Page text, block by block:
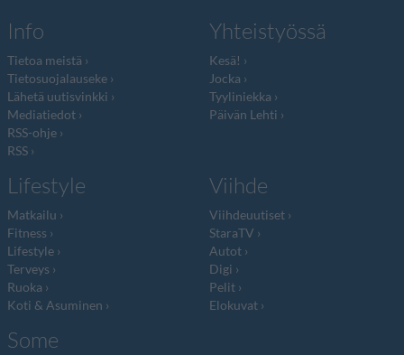
Info
Tietoa meistä
Tietosuojalauseke
Lähetä uutisvinkki
Mediatiedot
RSS-ohje
RSS
Yhteistyössä
Kesä!
Jocka
Tyyliniekka
Päivän Lehti
Lifestyle
Matkailu
Fitness
Lifestyle
Terveys
Ruoka
Koti & Asuminen
Viihde
Viihdeuutiset
StaraTV
Autot
Digi
Pelit
Elokuvat
Some